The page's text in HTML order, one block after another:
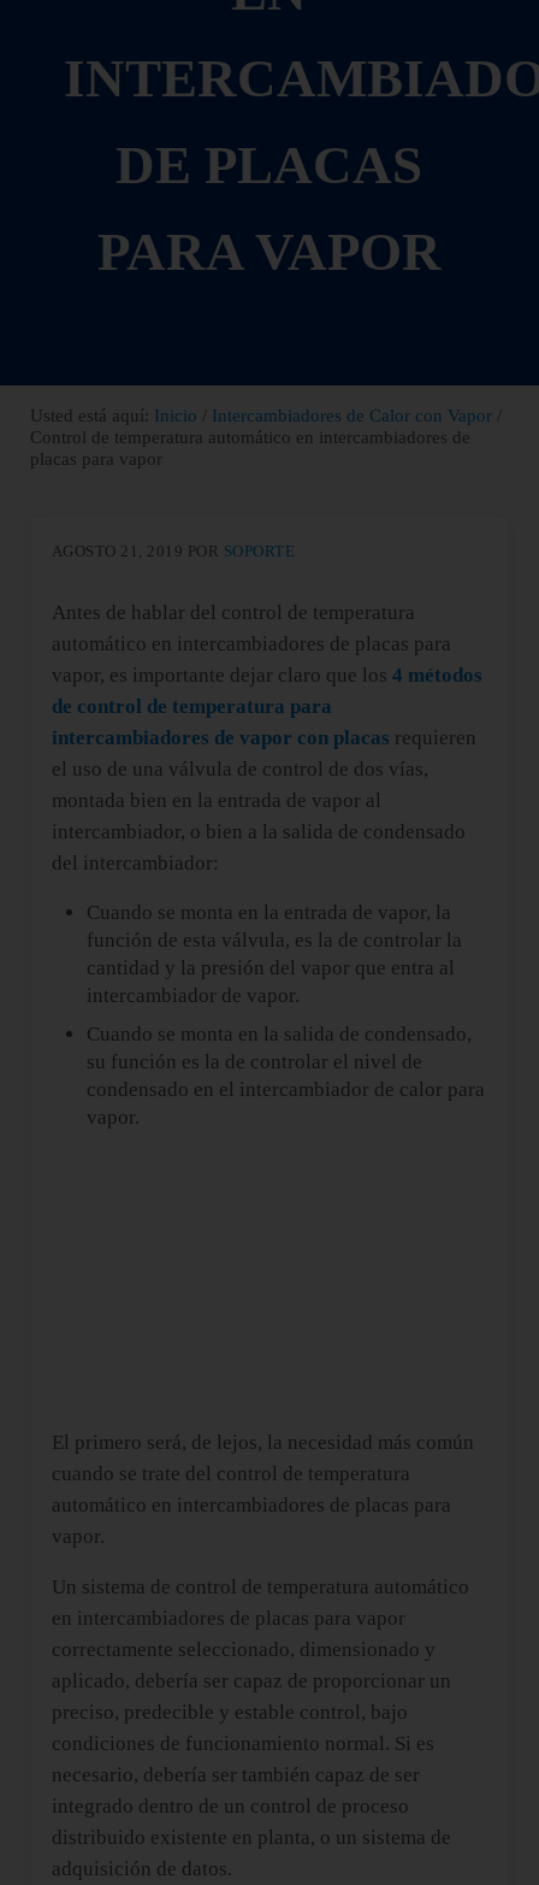
DE PLACAS
PARA VAPOR
Usted está aquí: Inicio / Intercambiadores de Calor con Vapor /
Control de temperatura automático en intercambiadores de
placas para vapor
AGOSTO 21, 2019 POR SOPORTE
Antes de hablar del control de temperatura
automático en intercambiadores de placas para
vapor, es importante dejar claro que los 4 métodos
de control de temperatura para
intercambiadores de vapor con placas requieren
el uso de una válvula de control de dos vías,
montada bien en la entrada de vapor al
intercambiador, o bien a la salida de condensado
del intercambiador:
Cuando se monta en la entrada de vapor, la
función de esta válvula, es la de controlar la
cantidad y la presión del vapor que entra al
intercambiador de vapor.
Cuando se monta en la salida de condensado,
su función es la de controlar el nivel de
condensado en el intercambiador de calor para
vapor.
El primero será, de lejos, la necesidad más común
cuando se trate del control de temperatura
automático en intercambiadores de placas para
vapor.
Un sistema de control de temperatura automático
en intercambiadores de placas para vapor
correctamente seleccionado, dimensionado y
aplicado, debería ser capaz de proporcionar un
preciso, predecible y estable control, bajo
condiciones de funcionamiento normal. Si es
necesario, debería ser también capaz de ser
integrado dentro de un control de proceso
distribuido existente en planta, o un sistema de
adquisición de datos.